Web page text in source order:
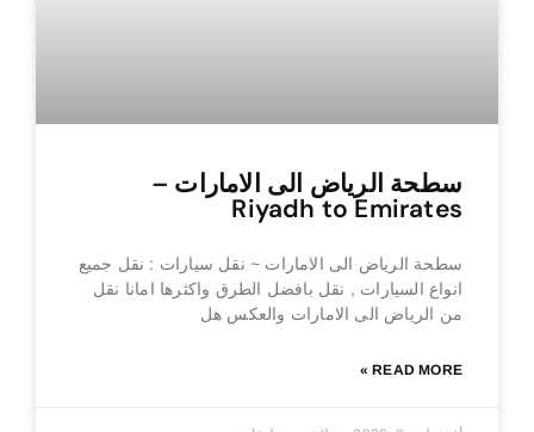
سطحة الرياض الى الامارات –
Riyadh to Emirates
سطحة الرياض الى الامارات ~ نقل سيارات : نقل جميع
انواع السيارات , نقل بافضل الطرق واكثرها امانا نقل
من الرياض الى الامارات والعكس هل
READ MORE »